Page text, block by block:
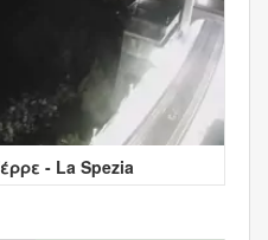
- La Spezia